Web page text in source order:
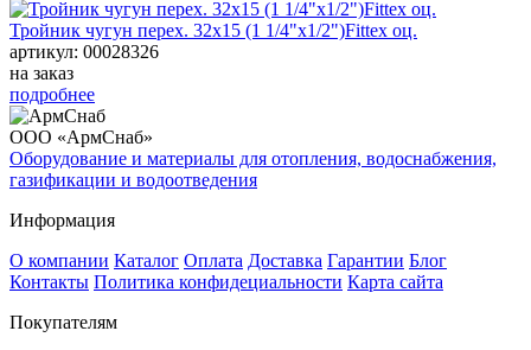
Тройник чугун перех. 32х15 (1 1/4"х1/2")Fittex оц.
артикул: 00028326
на заказ
подробнее
ООО «АрмСнаб»
Оборудование и материалы для отопления, водоснабжения,
газификации и водоотведения
Информация
О компании Каталог Оплата Доставка Гарантии Блог
Контакты Политика конфидециальности Карта сайта
Покупателям